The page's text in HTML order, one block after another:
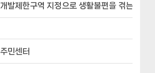
개발제한구역 지정으로 생활불편을 겪는 구
주민센터